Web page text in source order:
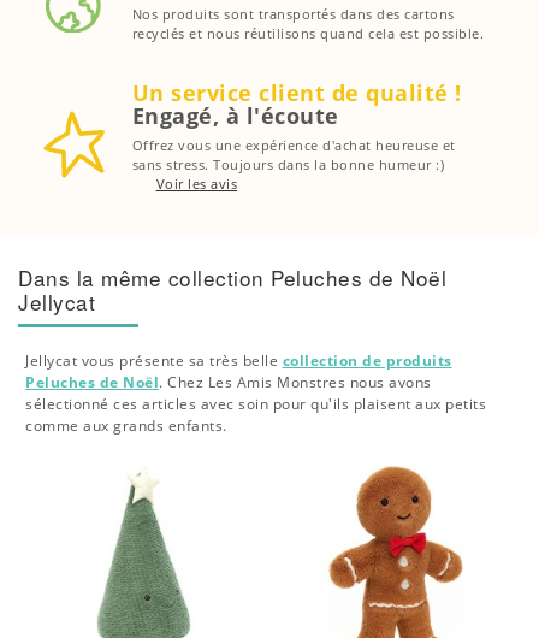
Nos produits sont transportés dans des cartons
recyclés et nous réutilisons quand cela est possible.
Un service client de qualité !
Engagé, à l'écoute
Offrez vous une expérience d'achat heureuse et
sans stress. Toujours dans la bonne humeur :)
Voir les avis
Dans la même collection Peluches de Noël
Jellycat
Jellycat vous présente sa très belle collection de produits
Peluches de Noël. Chez Les Amis Monstres nous avons
sélectionné ces articles avec soin pour qu'ils plaisent aux petits
comme aux grands enfants.